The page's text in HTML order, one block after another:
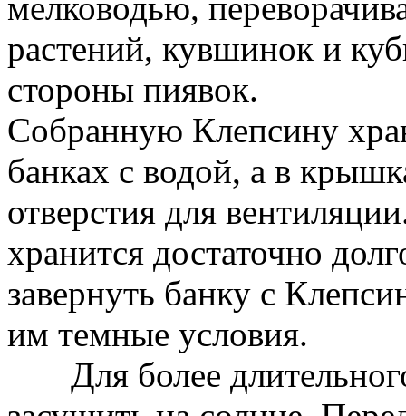
растений, кувшинок и
стороны пиявок.
Собранную Клепсину
банках с водой, а в
отверстия для
хранится достаточно
завернуть банку с
им темные условия.
Для более